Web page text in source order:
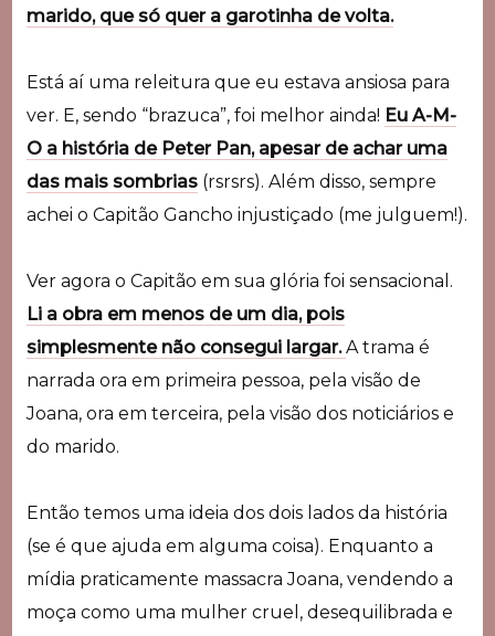
marido, que só quer a garotinha de volta.
Está aí uma releitura que eu estava ansiosa para
ver. E, sendo “brazuca”, foi melhor ainda! Eu A-M-
O a história de Peter Pan, apesar de achar uma
das mais sombrias(rsrsrs). Além disso, sempre
achei o Capitão Gancho injustiçado (me julguem!).
Ver agora o Capitão em sua glória foi sensacional.
Li a obra em menos de um dia, pois
simplesmente não consegui largar.A trama é
narrada ora em primeira pessoa, pela visão de
Joana, ora em terceira, pela visão dos noticiários e
do marido.
Então temos uma ideia dos dois lados da história
(se é que ajuda em alguma coisa). Enquanto a
mídia praticamente massacra Joana, vendendo a
moça como uma mulher cruel, desequilibrada e